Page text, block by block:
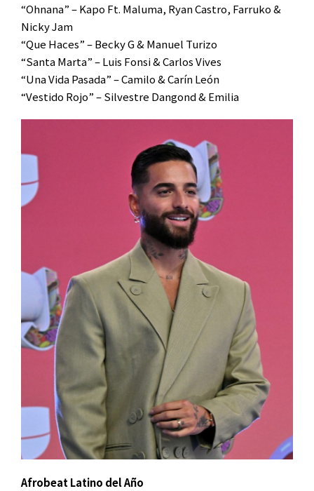
“Ohnana” – Kapo Ft. Maluma, Ryan Castro, Farruko &
Nicky Jam
“Que Haces” – Becky G & Manuel Turizo
“Santa Marta” – Luis Fonsi & Carlos Vives
“Una Vida Pasada” – Camilo & Carín León
“Vestido Rojo” – Silvestre Dangond & Emilia
Afrobeat Latino del Año